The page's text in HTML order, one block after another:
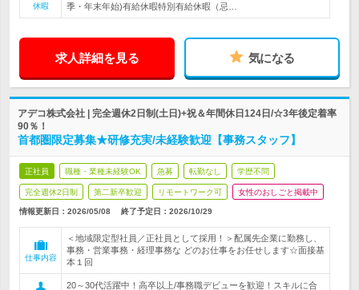
休暇
季・年末年始)有給休暇特別有給休暇（忌…
求人詳細を見る 気になる
アデコ株式会社 | 完全週休2日制(土日)+祝＆年間休日124日/☆3年後定着率
90％！
首都圏限定募集★研修充実/未経験歓迎【事務スタッフ】
正社員 職種・業種未経験OK 急募 転勤なし 学歴不問
完全週休2日制 第二新卒歓迎 リモートワーク可 女性のおしごと掲載中
情報更新日：2026/05/08 終了予定日： 2026/10/29
仕事内容
＜地域限定型社員／正社員として採用！＞配属先企業に勤務し、
事務・営業事務・経理事務な どのお仕事をお任せします☆面接基
本１回
20～30代活躍中！高卒以上/事務職デビューを歓迎！スキルに合